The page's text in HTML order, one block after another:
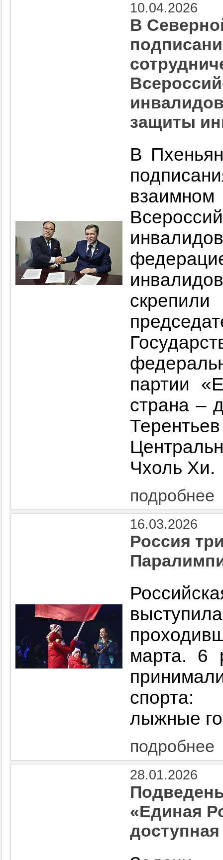
10.04.2026
В
защиты
В
партии
страна –
Чхоль Хи.
подробнее
16.03.2026
Россия
марта. 6
спорта:
лыжные
подробнее
28.01.2026
«Единая
доступная